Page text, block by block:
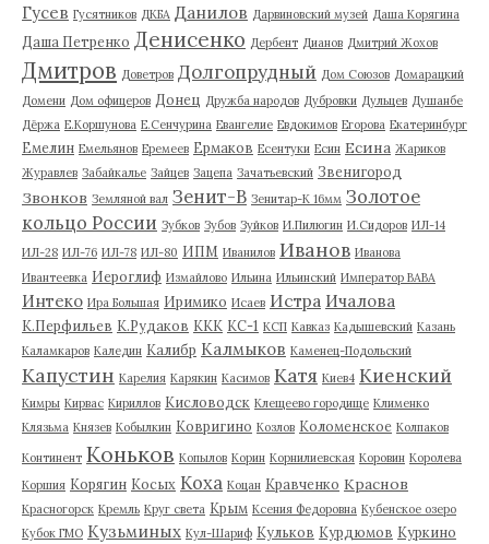
Гусев Гусятников ДКБА Данилов Дарвиновский музей Даша Корягина
Даша Петренко Денисенко Дербент Дианов Дмитрий Жохов
Дмитров Доветров Долгопрудный Дом Союзов Домарацкий
Домени Дом офицеров Донец Дружба народов Дубровки Дульцев Душанбе
Дёржа Е.Коршунова Е.Сенчурина Евангелие Евдокимов Егорова Екатеринбург
Емелин Емельянов Еремеев Ермаков Есентуки Есин Есина Жариков
Журавлев Забайкалье Зайцев Зацепа Зачатьевский Звенигород
Звонков Земляной вал Зенит-В Зенитар-К 16мм Золотое
кольцо России Зубков Зубов Зуйков И.Пилюгин И.Сидоров ИЛ-14
ИЛ-28 ИЛ-76 ИЛ-78 ИЛ-80 ИПМ Иванилов Иванов Иванова
Ивантеевка Иероглиф Измайлово Ильина Ильинский Император ВАВА
Интеко Ира Большая Иримико Исаев Истра Ичалова
К.Перфильев К.Рудаков ККК КС-1 КСП Кавказ Кадышевский Казань
Каламкаров Каледин Калибр Калмыков Каменец-Подольский
Капустин Карелия Карякин Касимов Катя Киев4 Киенский
Кимры Кирвас Кириллов Кисловодск Клещеево городище Клименко
Клязьма Князев Кобылкин Ковригино Козлов Коломенское Колпаков
Континент Коньков Копылов Корин Корнилиевская Коровин Королева
Коршия Корягин Косых Коха Коцан Кравченко Краснов
Красногорск Кремль Круг света Крым Ксения Федоровна Кубенское озеро
Кубок ГМО Кузьминых Кул-Шариф Кульков Курдюмов Куркино